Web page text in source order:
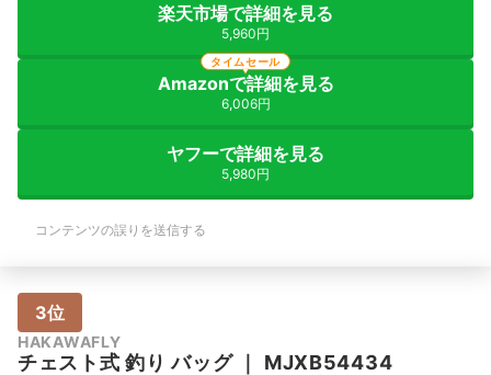
楽天市場で詳細を見る
5,960円
Amazonで詳細を見る
6,006円
タイムセール
ヤフーで詳細を見る
5,980円
コンテンツの誤りを送信する
3位
HAKAWAFLY
チェスト式 釣り バッグ｜ MJXB54434